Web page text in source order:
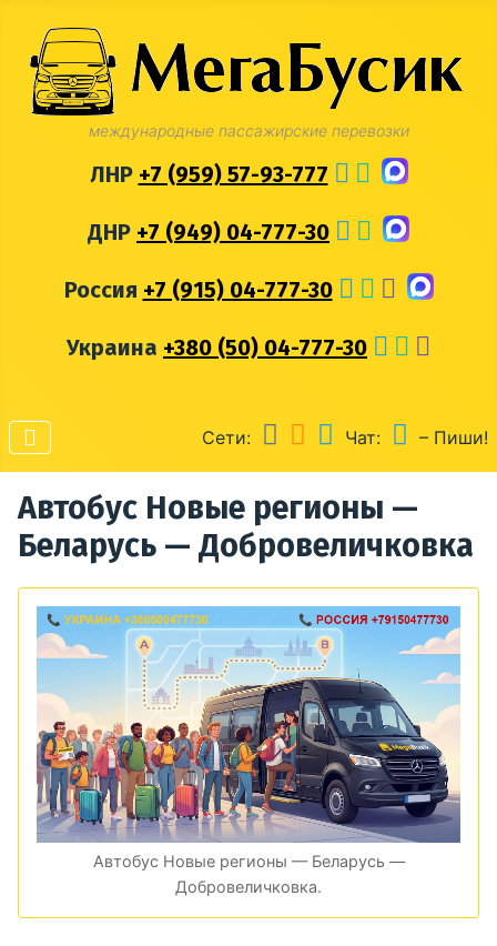
международные пассажирские перевозки
ЛНР +7 (959) 57-93-777
ДНР +7 (949) 04-777-30
Россия +7 (915) 04-777-30
Украина +380 (50) 04-777-30
Сети: Чат: – Пиши!
Автобус Новые регионы —
Беларусь — Добровеличковка
Автобус Новые регионы — Беларусь —
Добровеличковка.